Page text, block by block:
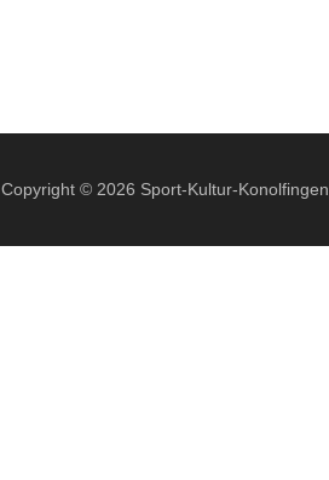
Copyright © 2026 Sport-Kultur-Konolfingen